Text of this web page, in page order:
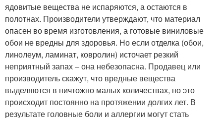
ядовитые вещества не испаряются, а остаются в
полотнах. Производители утверждают, что материал
опасен во время изготовления, а готовые виниловые
обои не вредны для здоровья. Но если отделка (обои,
линолеум, ламинат, ковролин) источает резкий
неприятный запах – она небезопасна. Продавец или
производитель скажут, что вредные вещества
выделяются в ничтожно малых количествах, но это
происходит постоянно на протяжении долгих лет. В
результате головные боли и аллергии могут стать